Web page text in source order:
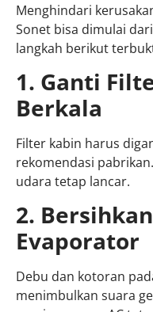
Menghindari
Sonet bisa dimulai
langkah berikut
1. Ganti
Berkala
Filter kabin harus
rekomendasi
udara tetap lancar.
2.
Evaporator
Debu dan kotoran
menimbulkan suara